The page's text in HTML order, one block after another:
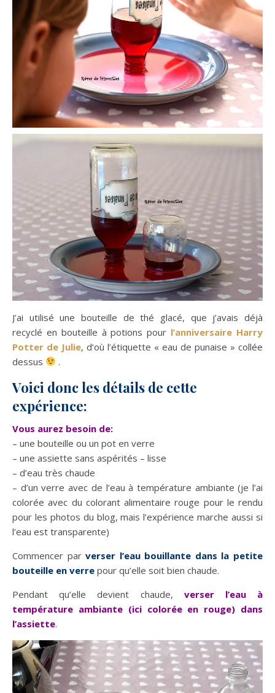
J’ai utilisé une bouteille de thé glacé, que j’avais déjà
recyclé en bouteille à potions pour l’anniversaire Harry
Potter de Julie, d’où l’étiquette « eau de punaise » collée
dessus
.
Voici donc les détails de cette
expérience:
Vous aurez besoin de:
– une bouteille ou un pot en verre
– une assiette sans aspérités – lisse
– d’eau très chaude
– d’un verre avec de l’eau à température ambiante (je l’ai
colorée avec du colorant alimentaire rouge pour le rendu
pour les photos du blog, mais l’expérience marche aussi si
l’eau est transparente)
Commencer parverser l’eau bouillante dans la petite
bouteille en verre pour qu’elle soit bien chaude.
Pendant qu’elle devient chaude, verser l’eau à
température ambiante (ici colorée en rouge) dans
l’assiette.